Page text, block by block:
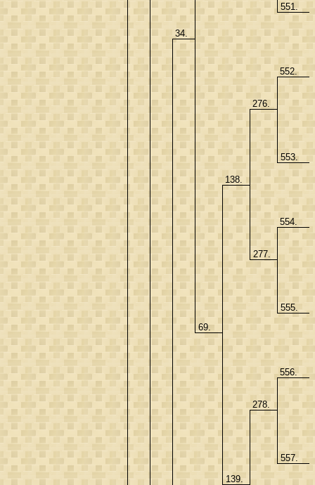
34.
551.
69.
138.
276.
552.
553.
277.
554.
555.
139.
278.
556.
557.